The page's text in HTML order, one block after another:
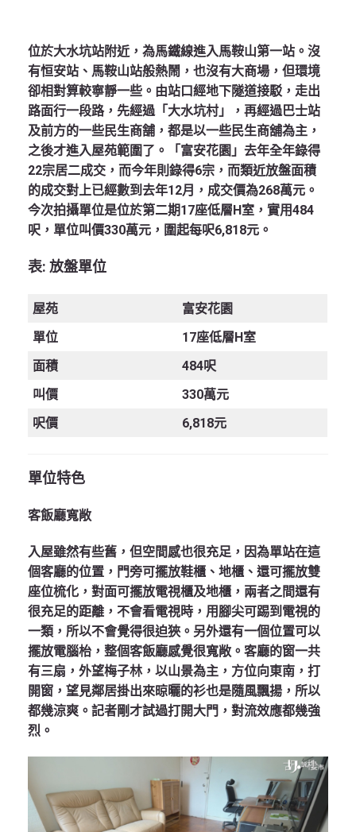
位於大水坑站附近，為馬鐵線進入馬鞍山第一站。沒
有恒安站、馬鞍山站般熱鬧，也沒有大商場，但環境
卻相對算較寧靜一些。由站口經地下隧道接駁，走出
路面行一段路，先經過「大水坑村」，再經過巴士站
及前方的一些民生商舗，都是以一些民生商舖為主，
之後才進入屋苑範圍了。「富安花園」去年全年錄得
22宗居二成交，而今年則錄得6宗，而類近放盤面積
的成交對上已經數到去年12月，成交價為268萬元。
今次拍攝單位是位於第二期17座低層H室，實用484
呎，單位叫價330萬元，圍起每呎6,818元。
表: 放盤單位
屋苑
富安花園
單位
17座低層H室
面積
484呎
叫價
330萬元
呎價
6,818元
單位特色
客飯廳寬敞
入屋雖然有些舊，但空間感也很充足，因為單站在這
個客廳的位置，門旁可擺放鞋櫃、地櫃、還可擺放雙
座位梳化，對面可擺放電視櫃及地櫃，兩者之間還有
很充足的距離，不會看電視時，用腳尖可踢到電視的
一類，所以不會覺得很迫狹。另外還有一個位置可以
擺放電腦枱，整個客飯廳感覺很寬敞。客廳的窗一共
有三扇，外望梅子林，以山景為主，方位向東南，打
開窗，望見鄰居掛出來晾曬的衫也是隨風飄揚，所以
都幾涼爽。記者剛才試過打開大門，對流效應都幾強
烈。